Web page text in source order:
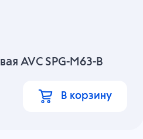
AVC SPG-M63-B
В корзину